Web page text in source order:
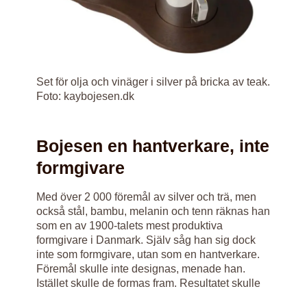
Set för olja och vinäger i silver på bricka av teak.
Foto: kaybojesen.dk
Bojesen en hantverkare, inte
formgivare
Med över 2 000 föremål av silver och trä, men
också stål, bambu, melanin och tenn räknas han
som en av 1900-talets mest produktiva
formgivare i Danmark. Själv såg han sig dock
inte som formgivare, utan som en hantverkare.
Föremål skulle inte designas, menade han.
Istället skulle de formas fram. Resultatet skulle